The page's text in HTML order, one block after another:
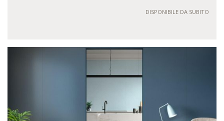
DISPONIBILE DA SUBITO